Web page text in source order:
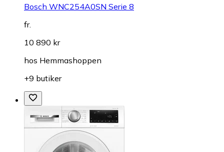
Bosch WNC254A0SN Serie 8
fr.
10 890 kr
hos Hemmashoppen
+9 butiker